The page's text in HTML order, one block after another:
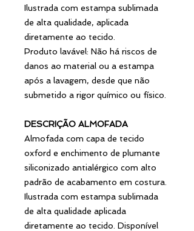
Ilustrada com estampa sublimada
de alta qualidade, aplicada
diretamente ao tecido.
Produto lavável: Não há riscos de
danos ao material ou a estampa
após a lavagem, desde que não
submetido a rigor químico ou físico.
DESCRIÇÃO ALMOFADA
Almofada com capa de tecido
oxford e enchimento de plumante
siliconizado antialérgico com alto
padrão de acabamento em costura.
Ilustrada com estampa sublimada
de alta qualidade aplicada
diretamente ao tecido. Disponível